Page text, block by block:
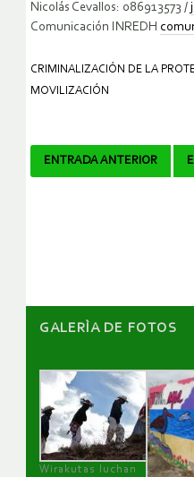
Nicolás Cevallos: 086913573 /
Comunicación INREDH
CRIMINALIZACIÓN DE LA
MOVILIZACIÓN
Navegador
ENTRADA ANTERIOR
GALERÌA DE FOTOS
Wirakutas luchan